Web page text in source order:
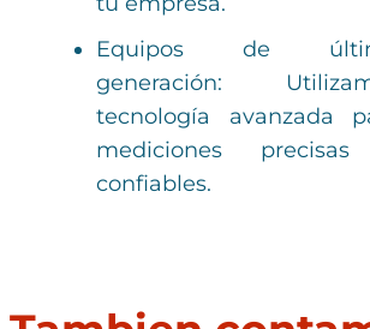
Equipos de
generación:
tecnología avanzada
mediciones
confiables.